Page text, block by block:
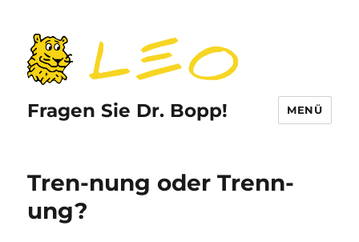
Fragen Sie Dr. Bopp! MENÜ
Tren-nung oder Trenn-
ung?